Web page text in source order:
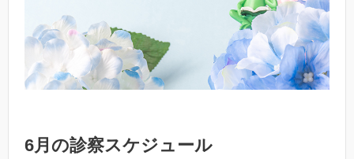
6月の診察スケジュール